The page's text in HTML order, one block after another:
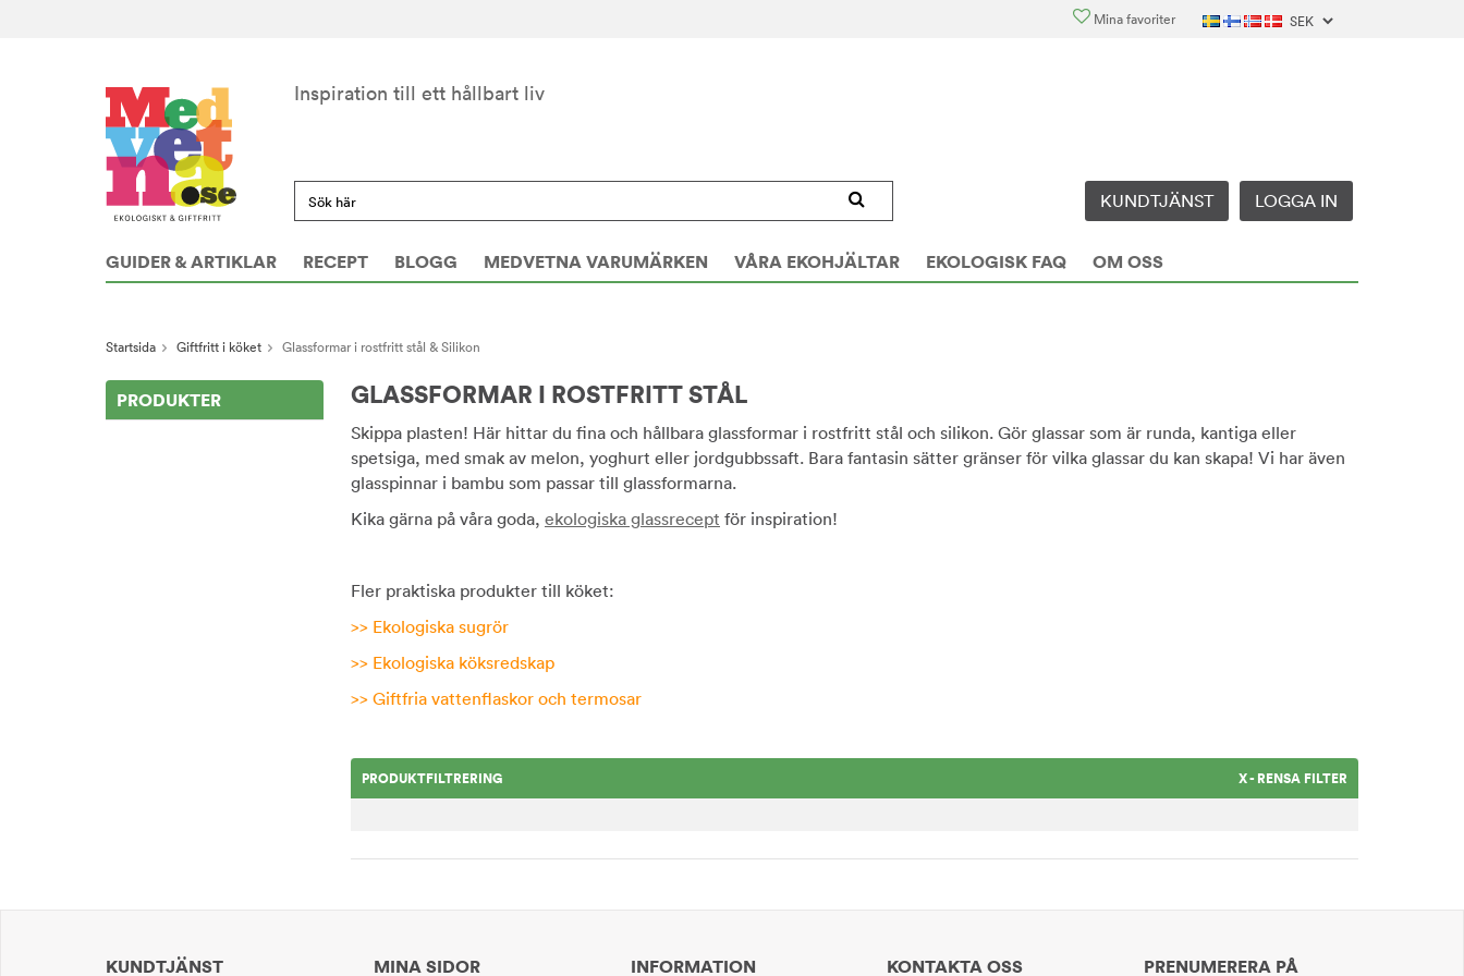
Mina favoriter
Inspiration till ett hållbart liv
KUNDTJÄNST LOGGA IN
GUIDER & ARTIKLAR RECEPT BLOGG MEDVETNA VARUMÄRKEN VÅRA EKOHJÄLTAR EKOLOGISK FAQ OM OSS
Startsida Giftfritt i köket Glassformar i rostfritt stål & Silikon
PRODUKTER GLASSFORMAR I ROSTFRITT STÅL
Skippa plasten! Här hittar du fina och hållbara glassformar i rostfritt stål och silikon. Gör glassar som är runda, kantiga eller
spetsiga, med smak av melon, yoghurt eller jordgubbssaft. Bara fantasin sätter gränser för vilka glassar du kan skapa! Vi har även
glasspinnar i bambu som passar till glassformarna.
Kika gärna på våra goda, ekologiska glassrecept för inspiration!
Fler praktiska produkter till köket:
>> Ekologiska sugrör
>> Ekologiska köksredskap
>> Giftfria vattenflaskor och termosar
PRODUKTFILTRERING X - RENSA FILTER
KUNDTJÄNST MINA SIDOR INFORMATION KONTAKTA OSS PRENUMERERA PÅ